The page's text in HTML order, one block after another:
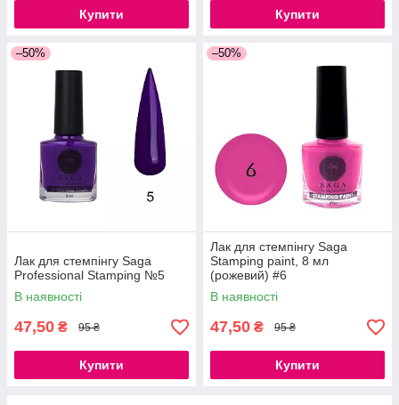
Купити Купити
–50%
Лак для стемпінгу Saga
Professional Stamping №5
В наявності
47,50 ₴ 95 ₴
Купити
–50%
Лак для стемпінгу Saga
Stamping paint, 8 мл
(рожевий) #6
В наявності
47,50 ₴ 95 ₴
Купити